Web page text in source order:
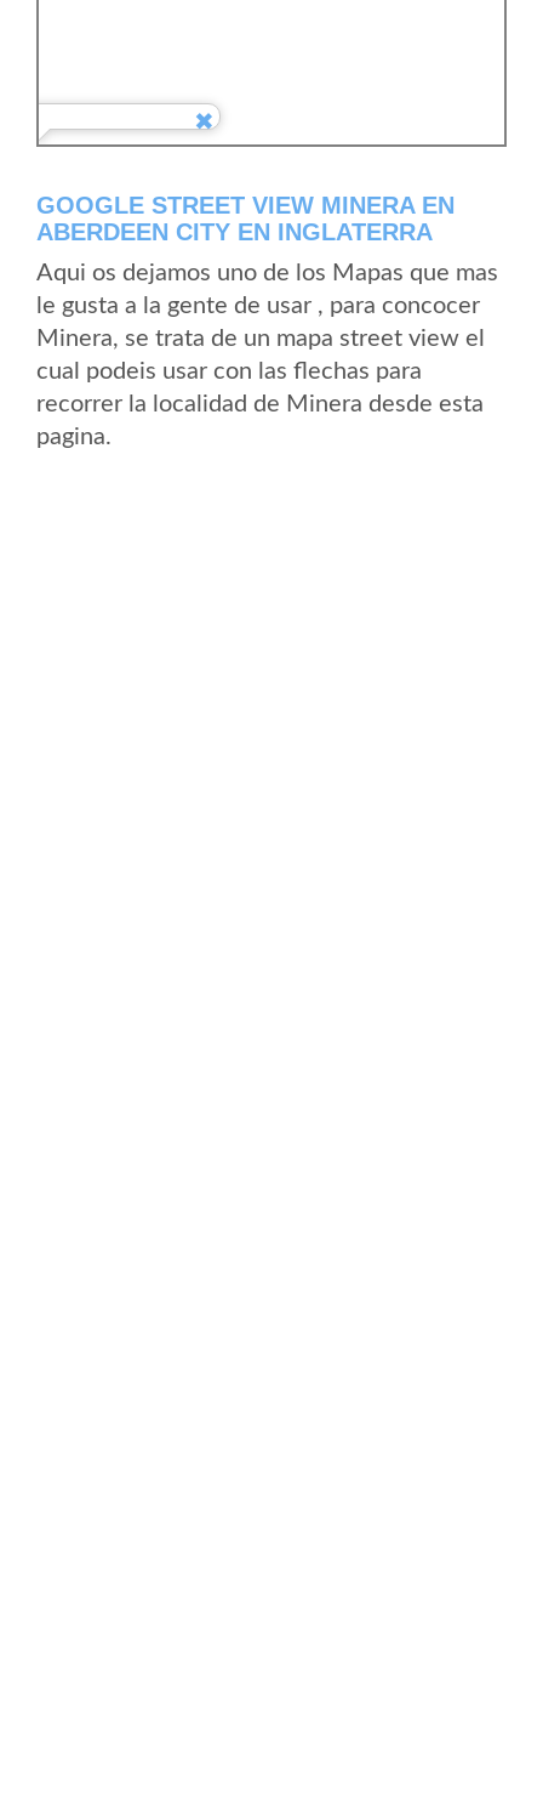
GOOGLE STREET VIEW MINERA EN
ABERDEEN CITY EN INGLATERRA
Aqui os dejamos uno de los Mapas que mas
le gusta a la gente de usar , para concocer
Minera, se trata de un mapa street view el
cual podeis usar con las flechas para
recorrer la localidad de Minera desde esta
pagina.